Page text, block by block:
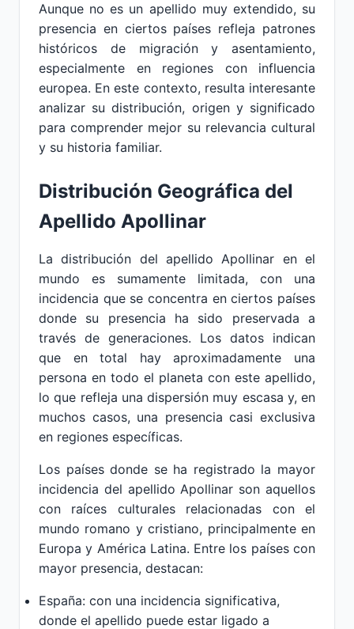
Aunque no es un apellido muy extendido, su
presencia en ciertos países refleja patrones
históricos de migración y asentamiento,
especialmente en regiones con influencia
europea. En este contexto, resulta interesante
analizar su distribución, origen y significado
para comprender mejor su relevancia cultural
y su historia familiar.
Distribución Geográfica del
Apellido Apollinar
La distribución del apellido Apollinar en el
mundo es sumamente limitada, con una
incidencia que se concentra en ciertos países
donde su presencia ha sido preservada a
través de generaciones. Los datos indican
que en total hay aproximadamente una
persona en todo el planeta con este apellido,
lo que refleja una dispersión muy escasa y, en
muchos casos, una presencia casi exclusiva
en regiones específicas.
Los países donde se ha registrado la mayor
incidencia del apellido Apollinar son aquellos
con raíces culturales relacionadas con el
mundo romano y cristiano, principalmente en
Europa y América Latina. Entre los países con
mayor presencia, destacan:
España: con una incidencia significativa,
donde el apellido puede estar ligado a